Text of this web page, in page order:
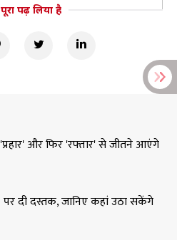
पढ़ लिया है
'प्रहार' और फिर 'रफ्तार' से जीतने आएंगे
दी दस्तक, जानिए कहां उठा सकेंगे